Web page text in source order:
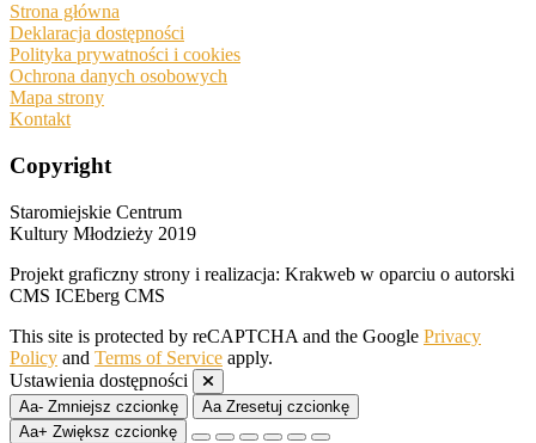
Strona główna
Deklaracja dostępności
Polityka prywatności i cookies
Ochrona danych osobowych
Mapa strony
Kontakt
Copyright
Staromiejskie Centrum
Kultury Młodzieży 2019
Projekt graficzny strony i realizacja: Krakweb w oparciu o autorski
CMS ICEberg CMS
This site is protected by reCAPTCHA and the Google Privacy
Policy and Terms of Service apply.
Ustawienia dostępności
Aa- Zmniejsz czcionkę Aa Zresetuj czcionkę
Aa+ Zwiększ czcionkę